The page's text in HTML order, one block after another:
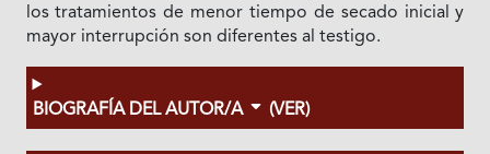
los tratamientos de menor tiempo de secado inicial y
mayor interrupción son diferentes al testigo.
BIOGRAFÍA DEL AUTOR/A (VER)